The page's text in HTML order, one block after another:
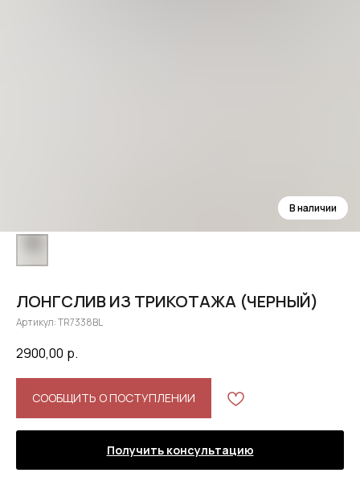
ЛОНГСЛИВ ИЗ ТРИКОТАЖА (ЧЕРНЫЙ)
Артикул:TR7338BL
2900,00 р.
СООБЩИТЬ О ПОСТУПЛЕНИИ
Получить консультацию